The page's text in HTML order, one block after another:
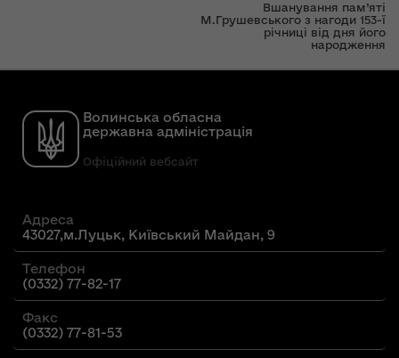
Вшанування пам’яті
М.Грушевського з нагоди 153-ї
річниці від дня його
народження
Волинська обласна
державна адміністрація
Офіційний вебсайт
Адреса
43027,м.Луцьк, Київський Майдан, 9
Телефон
(0332) 77-82-17
Факс
(0332) 77-81-53